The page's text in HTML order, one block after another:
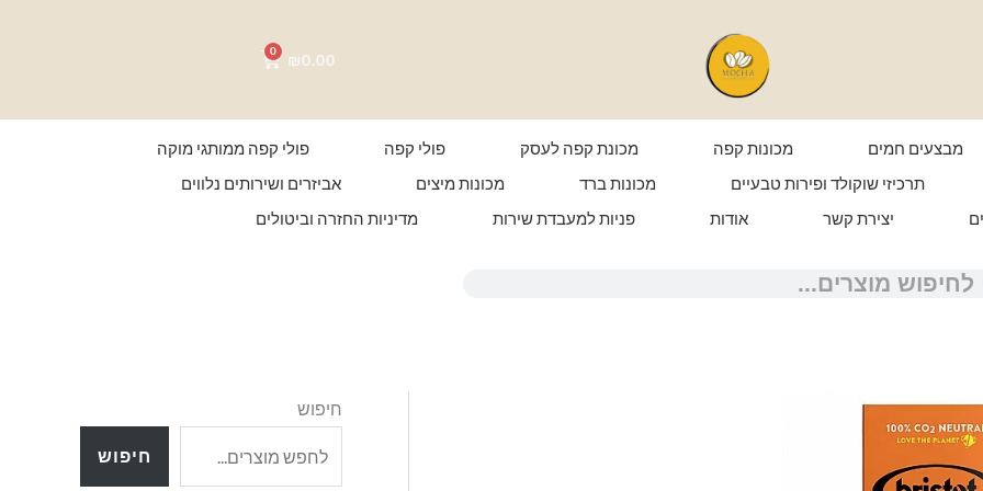
₪0.00
0
עגלת
קניות
מבצעים חמים מכונות קפה מכונת קפה לעסק פולי קפה
פולי קפה ממותגי מוקה
תרכיזי שוקולד ופירות טבעיים מכונות ברד מכונות מיצים
אביזרים ושירותים נלווים
יצירת קשר אודות פניות למעבדת שירות מדיניות החזרה וביטולים
כמות
של
10
חיפוש
חיפוש